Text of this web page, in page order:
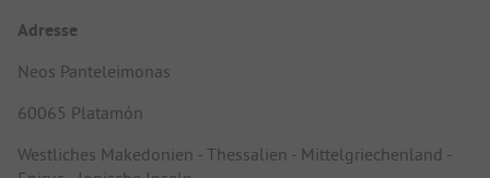
Adresse
Neos Panteleimonas
60065 Platamón
Westliches Makedonien - Thessalien - Mittelgriechenland -